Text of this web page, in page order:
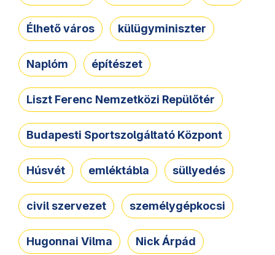
Élhető város külügyminiszter
Naplóm építészet
Liszt Ferenc Nemzetközi Repülőtér
Budapesti Sportszolgáltató Központ
Húsvét emléktábla süllyedés
civil szervezet személygépkocsi
Hugonnai Vilma Nick Árpád